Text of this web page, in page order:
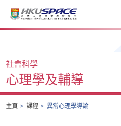
Main
社會科學
心理學及輔導
主頁 課程 異常心理學導論